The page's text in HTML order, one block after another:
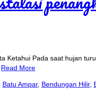
Ketahui Pada saat hujan
Read More
Batu Ampar, Bendungan Hilir,